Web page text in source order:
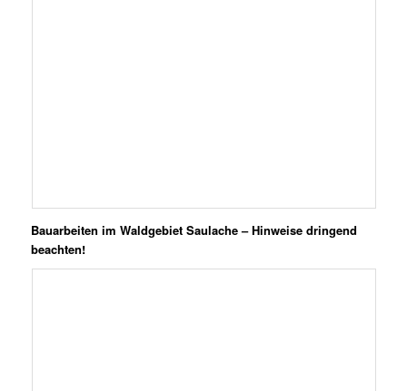
Bauarbeiten im Waldgebiet Saulache – Hinweise dringend
beachten!